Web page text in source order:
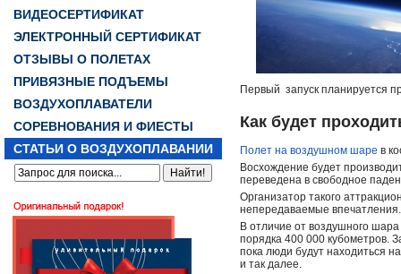
ВИДЕОСЕРТИФИКАТ
ЭЛЕКТРОННЫЙ СЕРТИФИКАТ
ОТЗЫВЫ О ПОЛЕТАХ
ПРИВЯЗНЫЕ ПОДЪЕМЫ
ВОЗДУХОПЛАВАТЕЛИ
СОРЕВНОВАНИЯ И ФИЕСТЫ
СТАТЬИ О ВОЗДУХОПЛАВАНИИ
Первый запуск планируется
Как будет
Полет на воздушном шаре в
Восхождение будет
переведена в свободное
Организатор такого
непередаваемые впечатления.
В отличие от воздушного
порядка 400 000 кубометров.
пока люди будут находиться
и так далее.